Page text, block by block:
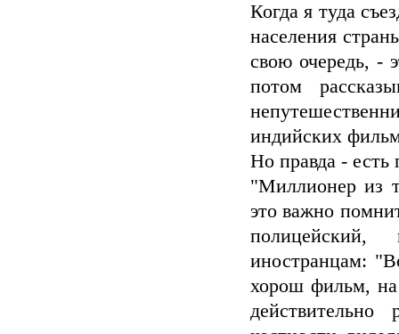
Когда я туда
населения
свою очередь, -
потом
индийских
Но правда - есть
"Миллионер из
это важно
полицейский,
иностранцам:
хорош фильм, на